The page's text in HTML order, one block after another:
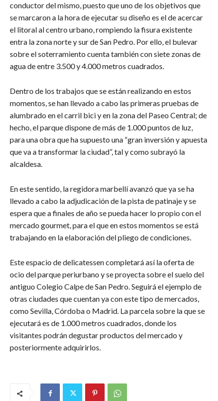
conductor del mismo, puesto que uno de los objetivos que
se marcaron a la hora de ejecutar su diseño es el de acercar
el litoral al centro urbano, rompiendo la fisura existente
entra la zona norte y sur de San Pedro. Por ello, el bulevar
sobre el soterramiento cuenta también con siete zonas de
agua de entre 3.500 y 4.000 metros cuadrados.
Dentro de los trabajos que se están realizando en estos
momentos, se han llevado a cabo las primeras pruebas de
alumbrado en el carril bici y en la zona del Paseo Central; de
hecho, el parque dispone de más de 1.000 puntos de luz,
para una obra que ha supuesto una “gran inversión y apuesta
que va a transformar la ciudad”, tal y como subrayó la
alcaldesa.
En este sentido, la regidora marbellí avanzó que ya se ha
llevado a cabo la adjudicación de la pista de patinaje y se
espera que a finales de año se pueda hacer lo propio con el
mercado gourmet, para el que en estos momentos se está
trabajando en la elaboración del pliego de condiciones.
Este espacio de delicatessen completará así la oferta de
ocio del parque periurbano y se proyecta sobre el suelo del
antiguo Colegio Calpe de San Pedro. Seguirá el ejemplo de
otras ciudades que cuentan ya con este tipo de mercados,
como Sevilla, Córdoba o Madrid. La parcela sobre la que se
ejecutará es de 1.000 metros cuadrados, donde los
visitantes podrán degustar productos del mercado y
posteriormente adquirirlos.